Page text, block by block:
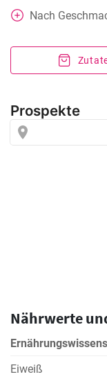
Nach
Nährwerte
Eiweiß